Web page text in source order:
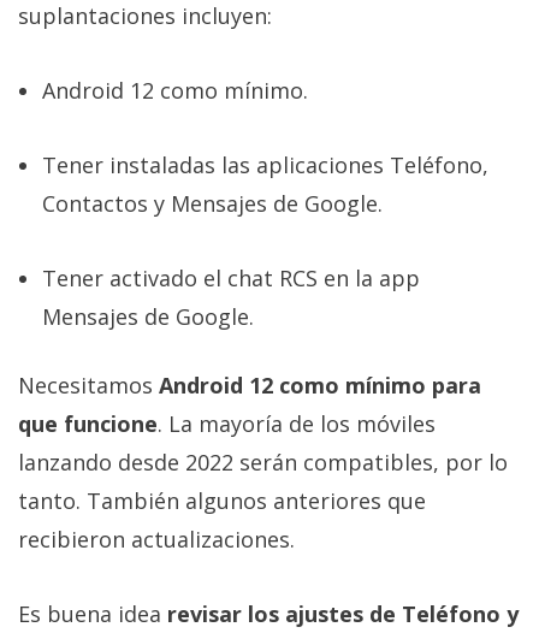
suplantaciones incluyen:
Android 12 como mínimo.
Tener instaladas las aplicaciones Teléfono,
Contactos y Mensajes de Google.
Tener activado el chat RCS en la app
Mensajes de Google.
Necesitamos Android 12 como mínimo para
que funcione. La mayoría de los móviles
lanzando desde 2022 serán compatibles, por lo
tanto. También algunos anteriores que
recibieron actualizaciones.
Es buena idea revisar los ajustes de Teléfono y